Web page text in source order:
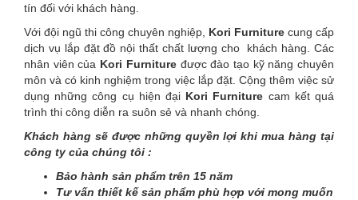
tín đối với khách hàng.
Với đội ngũ thi công chuyên nghiệp, Kori Furniture cung cấp
dịch vụ lắp đặt đồ nội thất chất lượng cho khách hàng. Các
nhân viên của Kori Furnituređược đào tạo kỹ năng chuyên
môn và có kinh nghiệm trong việc lắp đặt. Cộng thêm việc sử
dụng những công cụ hiện đại Kori Furniture cam kết quá
trình thi công diễn ra suôn sẻ và nhanh chóng.
Khách hàng sẽ được những quyền lợi khi mua hàng tại
công ty của chúng tôi :
Bảo hành sản phẩm trên 15 năm
Tư vấn thiết kế sản phẩm phù hợp với mong muốn